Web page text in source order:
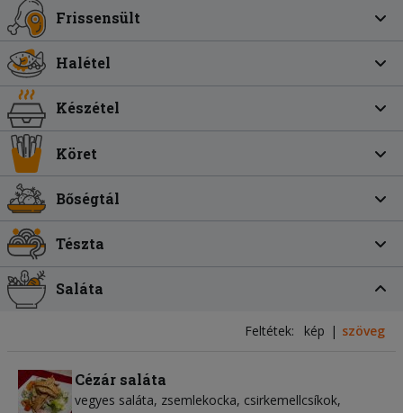
Frissensült
Halétel
Készétel
Köret
Bőségtál
Tészta
Saláta
Feltétek: kép szöveg
Cézár saláta
vegyes saláta zsemlekocka csirkemellcsíkok